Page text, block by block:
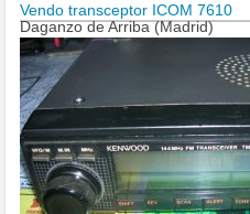
Vendo transceptor ICOM 7610
Daganzo de Arriba (Madrid)